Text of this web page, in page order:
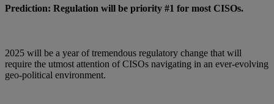
Prediction: Regulation will be priority #1 for most CISOs.
2025 will be a year of tremendous regulatory change that will
require the utmost attention of CISOs navigating in an ever-evolving
geo-political environment.